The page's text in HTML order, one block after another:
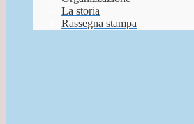
La storia
Rassegna stampa